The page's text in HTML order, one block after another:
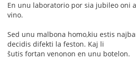
En unu laboratorio por sia jubileo oni
vino.
Sed unu malbona homo,kiu estis
decidis difekti la feston. Kaj li
ŝutis fortan venonon en unu botelon.